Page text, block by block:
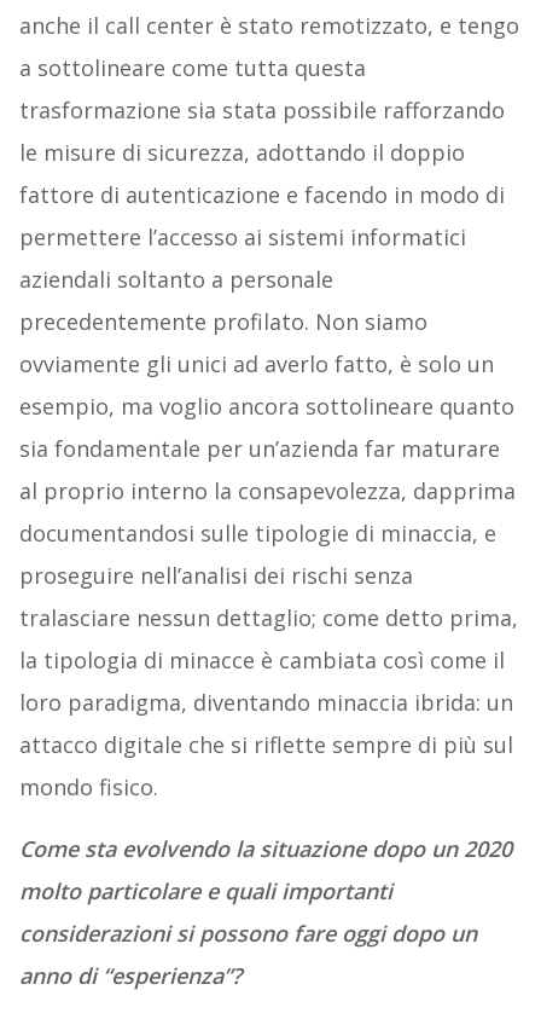
anche il call center è stato remotizzato, e tengo
a sottolineare come tutta questa
trasformazione sia stata possibile rafforzando
le misure di sicurezza, adottando il doppio
fattore di autenticazione e facendo in modo di
permettere l’accesso ai sistemi informatici
aziendali soltanto a personale
precedentemente profilato. Non siamo
ovviamente gli unici ad averlo fatto, è solo un
esempio, ma voglio ancora sottolineare quanto
sia fondamentale per un’azienda far maturare
al proprio interno la consapevolezza, dapprima
documentandosi sulle tipologie di minaccia, e
proseguire nell’analisi dei rischi senza
tralasciare nessun dettaglio; come detto prima,
la tipologia di minacce è cambiata così come il
loro paradigma, diventando minaccia ibrida: un
attacco digitale che si riflette sempre di più sul
mondo fisico.
Come sta evolvendo la situazione dopo un 2020
molto particolare e quali importanti
considerazioni si possono fare oggi dopo un
anno di “esperienza”?